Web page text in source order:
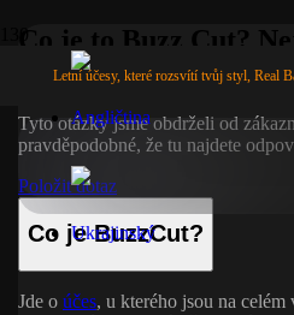
Letní účesy, které rozsvítí tvůj styl, Real
Co je to Buzz Cut?
pro Barbera
Tyto otázky jsme obdrželi od
pravděpodobné, že tu najdete
Položit dotaz
Co je BuzzCut?
Jde o účes, u kterého jsou na